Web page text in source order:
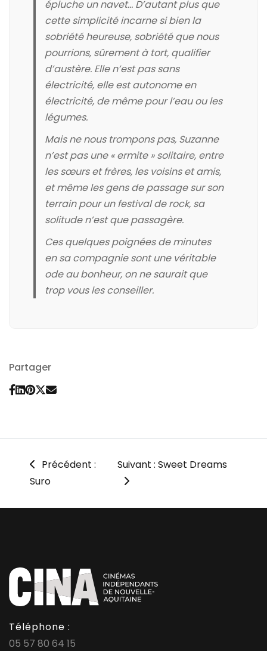
épluche un navet… D’autant plus que
cette simplicité incarne si bien la
sobriété heureuse, sobriété que nous
pourrions, sûrement à tort, qualifier
d’austère. Elle n’est pas sans
électricité, elle est autonome en
électricité, de même pour l’eau ou les
légumes.
Mais ne nous trompons pas, Suzanne
n’est pas une « ermite » solitaire, entre
les sœurs et frères, les voisins et amis,
et même les gens de passage sur son
terrain pour un festival de rock, sa
solitude n’est que passagère.
Ces quelques poignées de minutes
en sa compagnie sont une véritable
ode au bonheur, on ne saurait que
trop vous les conseiller.
Partager
Précédent :
Suro
Suivant : Sweet Dreams
Téléphone :
05 57 80 64 15